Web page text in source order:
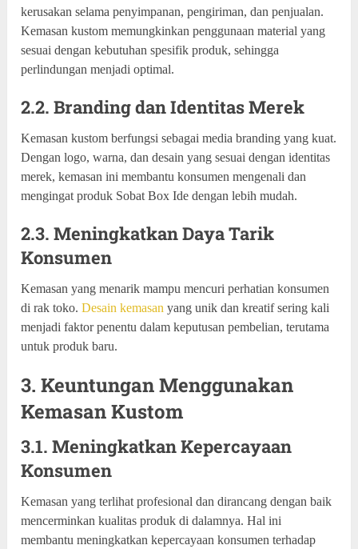
kerusakan selama penyimpanan, pengiriman, dan penjualan.
Kemasan kustom memungkinkan penggunaan material yang
sesuai dengan kebutuhan spesifik produk, sehingga
perlindungan menjadi optimal.
2.2. Branding dan Identitas Merek
Kemasan kustom berfungsi sebagai media branding yang kuat.
Dengan logo, warna, dan desain yang sesuai dengan identitas
merek, kemasan ini membantu konsumen mengenali dan
mengingat produk Sobat Box Ide dengan lebih mudah.
2.3. Meningkatkan Daya Tarik
Konsumen
Kemasan yang menarik mampu mencuri perhatian konsumen
di rak toko.Desain kemasan yang unik dan kreatif sering kali
menjadi faktor penentu dalam keputusan pembelian, terutama
untuk produk baru.
3. Keuntungan Menggunakan
Kemasan Kustom
3.1. Meningkatkan Kepercayaan
Konsumen
Kemasan yang terlihat profesional dan dirancang dengan baik
mencerminkan kualitas produk di dalamnya. Hal ini
membantu meningkatkan kepercayaan konsumen terhadap